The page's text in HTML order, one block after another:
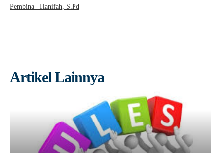
Pembina : Hanifah, S.Pd
Artikel Lainnya